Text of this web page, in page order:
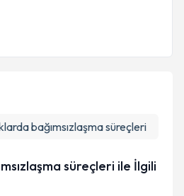
e-posta ile bilgilendireceğiz.
ve kişisel verilerimin belirtilen
bağımsızlaşma süreçleri
süreçleri ile İlgili